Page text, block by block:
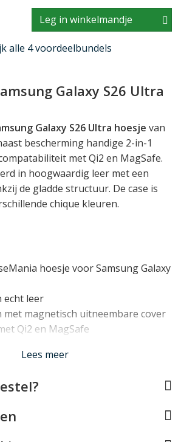
Leg in winkelmandje
alle 4 voordeelbundels
Galaxy S26 Ultra
Galaxy S26 Ultra hoesje van
bescherming handige 2-in-1
met Qi2 en MagSafe.
in hoogwaardig leer met een
de gladde structuur. De case is
chique kleuren.
hoesje voor Samsung Galaxy
echt leer
met magnetisch uitneembare cover
Qi2 en MagSafe
briefgeld of bonnetjes
met alle toetsen, aansluitingen en
Lees meer